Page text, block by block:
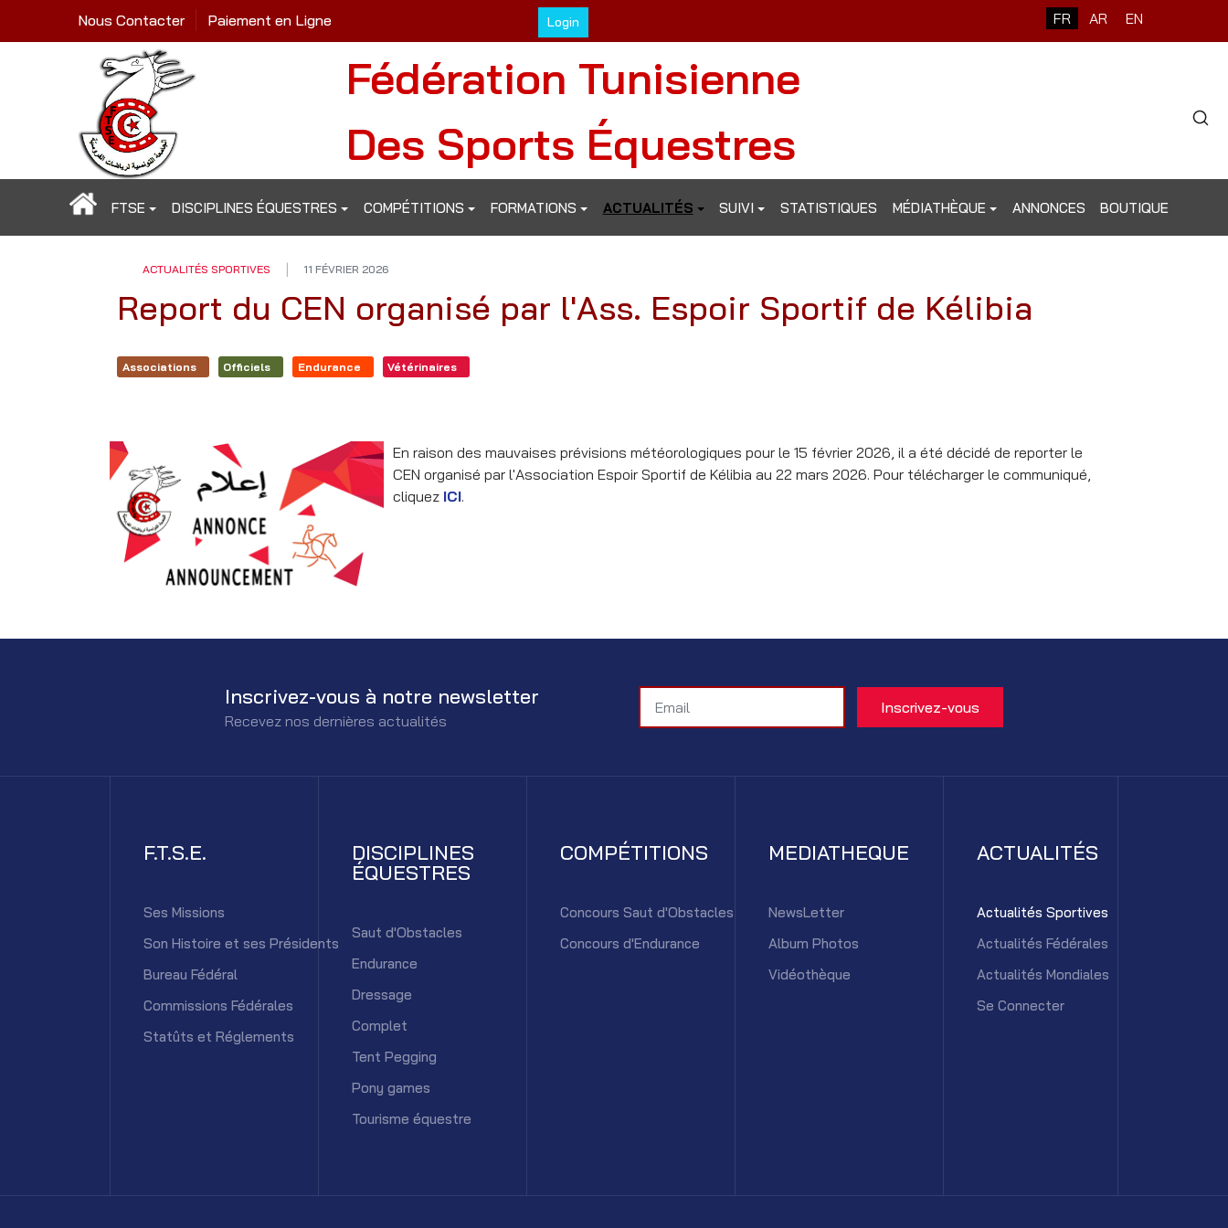
Login
Nous Contacter Paiement en Ligne Sélectionnez votre langue
FR AR EN
Fédération Tunisienne
Des Sports Équestres
Type
FTSE DISCIPLINES ÉQUESTRES COMPÉTITIONS FORMATIONS ACTUALITÉS SUIVI STATISTIQUES MÉDIATHÈQUE ANNONCES BOUTIQUE
ACTUALITÉS SPORTIVES 11 FÉVRIER 2026
Report du CEN organisé par l'Ass. Espoir Sportif de Kélibia
Associations Officiels Endurance Vétérinaires
En raison des mauvaises prévisions météorologiques pour le 15 février 2026, il a été décidé de reporter le
CEN organisé par l'Association Espoir Sportif de Kélibia au 22 mars 2026. Pour télécharger le communiqué,
cliquez ICI.
Inscrivez-vous à notre newsletter
Recevez nos dernières actualités
F.T.S.E.
Ses Missions
Son Histoire et ses Présidents
Bureau Fédéral
Commissions Fédérales
Statûts et Réglements
DISCIPLINES
ÉQUESTRES
Saut d'Obstacles
Endurance
Dressage
Complet
Tent Pegging
Pony games
Tourisme équestre
COMPÉTITIONS
Concours Saut d'Obstacles
Concours d'Endurance
MEDIATHEQUE
NewsLetter
Album Photos
Vidéothèque
ACTUALITÉS
Actualités Sportives
Actualités Fédérales
Actualités Mondiales
Se Connecter